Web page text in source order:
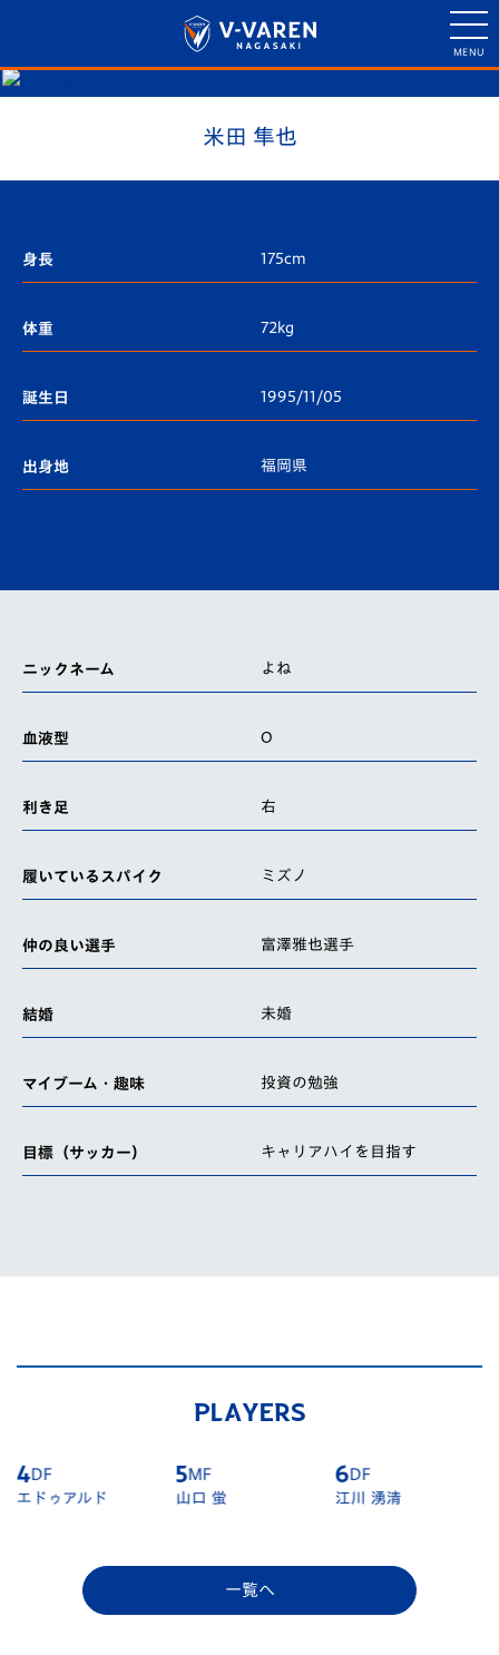
米田 隼也
身長 175cm
体重 72kg
誕生日 1995/11/05
出身地 福岡県
ニックネーム よね
血液型 O
利き足 右
履いているスパイク ミズノ
仲の良い選手 富澤雅也選手
結婚 未婚
マイブーム・趣味 投資の勉強
目標（サッカー） キャリアハイを目指す
PLAYERS
4DF
エドゥアルド
5MF
山口 蛍
6DF
江川 湧清
一覧へ